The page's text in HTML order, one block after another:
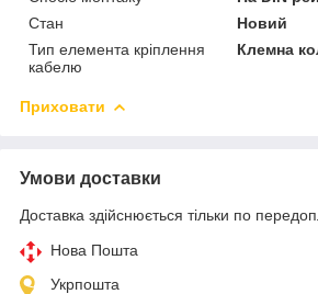
Стан
Новий
Тип елемента кріплення
кабелю
Клемна
Приховати
Умови доставки
Доставка здійснюється тільки по
Нова Пошта
Укрпошта